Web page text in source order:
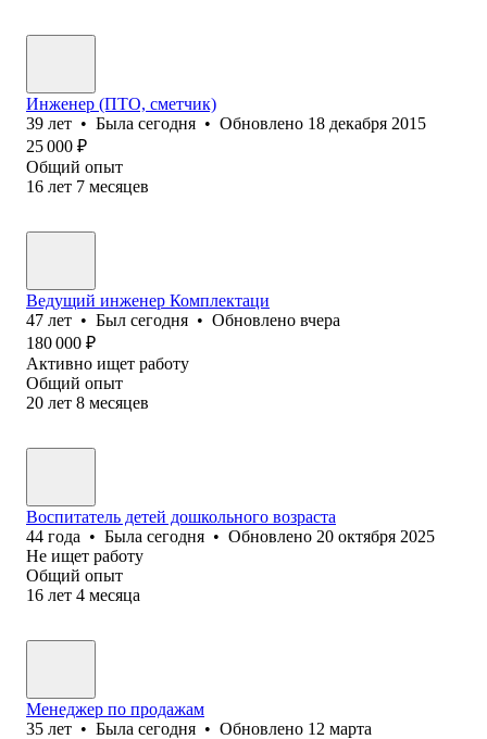
Инженер (ПТО, сметчик)
39 лет • Была сегодня • Обновлено 18 декабря 2015
25 000 ₽
Общий опыт
16 лет 7 месяцев
Ведущий инженер Комплектаци
47 лет • Был сегодня • Обновлено вчера
180 000 ₽
Активно ищет работу
Общий опыт
20 лет 8 месяцев
Воспитатель детей дошкольного возраста
44 года • Была сегодня • Обновлено 20 октября 2025
Не ищет работу
Общий опыт
16 лет 4 месяца
Менеджер по продажам
35 лет • Была сегодня • Обновлено 12 марта